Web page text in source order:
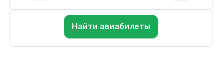
Найти авиабилеты